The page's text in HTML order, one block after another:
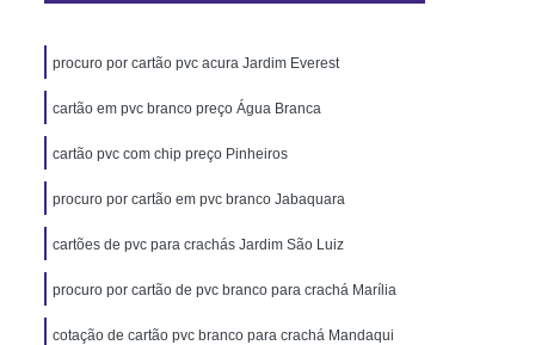
Cordão Poliéster para Crachá
Cordão para Crachá
Personalizados Santa Catarina
Personalizada Rio de Janeiro
Crachá Minas Gerais
Personalizada Rio de Janeiro
Rio Grande do Sul
procuro por cartão pvc acura Jardim Everest
cartão em pvc branco preço Água Branca
cartão pvc com chip preço Pinheiros
procuro por cartão em pvc branco Jabaquara
cartões de pvc para crachás Jardim São Luiz
procuro por cartão de pvc branco para crachá Marília
cotação de cartão pvc branco para crachá Mandaqui